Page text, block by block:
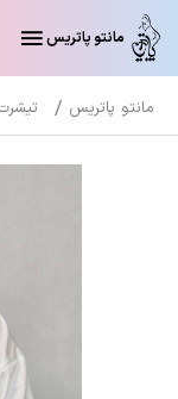
مانتو پاتریس
مانتو پاتریس